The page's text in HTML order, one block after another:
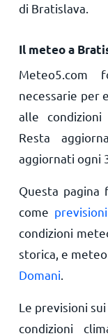
di Bratislava.
Il meteo a
Meteo5.com
necessarie per
alle condizioni
Resta
aggiornati ogni
Questa pagina
come
condizioni
storica, e
Domani
Le previsioni
condizioni